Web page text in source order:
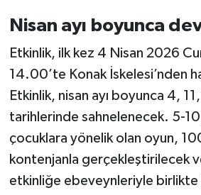
Nisan ayı boyunca
Etkinlik, ilk kez 4 Nisan 2026
14.00’te Konak İskelesi’nden
Etkinlik, nisan ayı boyunca 4,
tarihlerinde sahnelenecek. 5-10
çocuklara yönelik olan oyun, 100
kontenjanla gerçekleştirilecek
etkinliğe ebeveynleriyle birlikte